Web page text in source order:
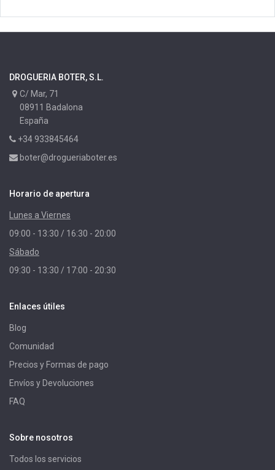
DROGUERIA BOTER, S.L.
C/ Mar, 71
08911 Badalona
España
+34 933845464
boter@drogueriaboter.es
Horario de apertura
Lunes a Viernes
09:00 - 13:30 / 16:30 - 20:00
Sábado
09:30 - 13:30 / 17:00 - 20:30
Enlaces útiles
Blog
Comunidad
Precios y Formas de pago
Envíos y Devoluciones
FAQ
Sobre nosotros
Todos los servicios